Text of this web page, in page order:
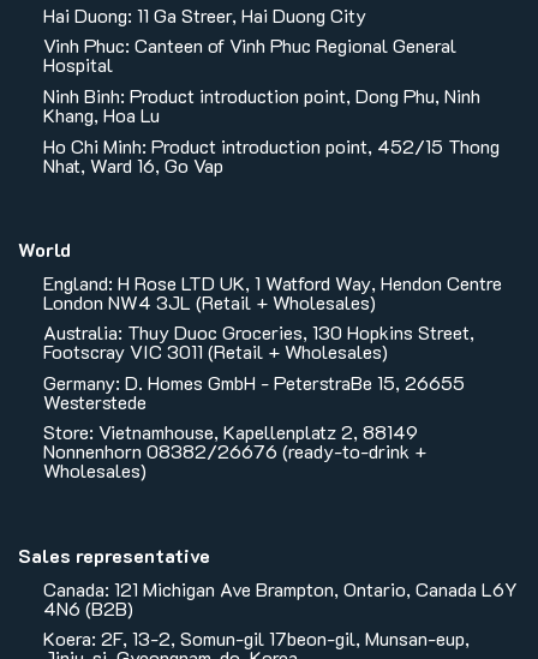
Hai Duong: 11 Ga Streer, Hai Duong City
Vinh Phuc: Canteen of Vinh Phuc Regional General
Hospital
Ninh Binh: Product introduction point, Dong Phu, Ninh
Khang, Hoa Lu
Ho Chi Minh: Product introduction point, 452/15 Thong
Nhat, Ward 16, Go Vap
World
England: H Rose LTD UK, 1 Watford Way, Hendon Centre
London NW4 3JL (Retail + Wholesales)
Australia: Thuy Duoc Groceries, 130 Hopkins Street,
Footscray VIC 3011 (Retail + Wholesales)
Germany: D. Homes GmbH - PeterstraBe 15, 26655
Westerstede
Store: Vietnamhouse, Kapellenplatz 2, 88149
Nonnenhorn 08382/26676 (ready-to-drink +
Wholesales)
Sales representative
Canada: 121 Michigan Ave Brampton, Ontario, Canada L6Y
4N6 (B2B)
Koera: 2F, 13-2, Somun-gil 17beon-gil, Munsan-eup,